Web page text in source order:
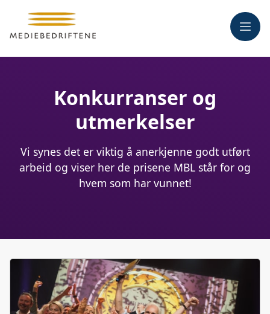
Meny
Konkurranser og
utmerkelser
Vi synes det er viktig å anerkjenne godt utført
arbeid og viser her de prisene MBL står for og
hvem som har vunnet!